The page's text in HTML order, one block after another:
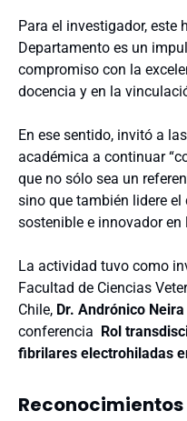
Para el investigador, este
Departamento es un
compromiso con la
docencia y en la
En ese sentido, invitó a
académica a continuar
que no sólo sea un
sino que también lidere
sostenible e innovador en
La actividad tuvo como
Facultad de Ciencias
Chile, Dr. Andrónico
conferencia
Rol
fibrilares electrohiladas
Reconocimientos